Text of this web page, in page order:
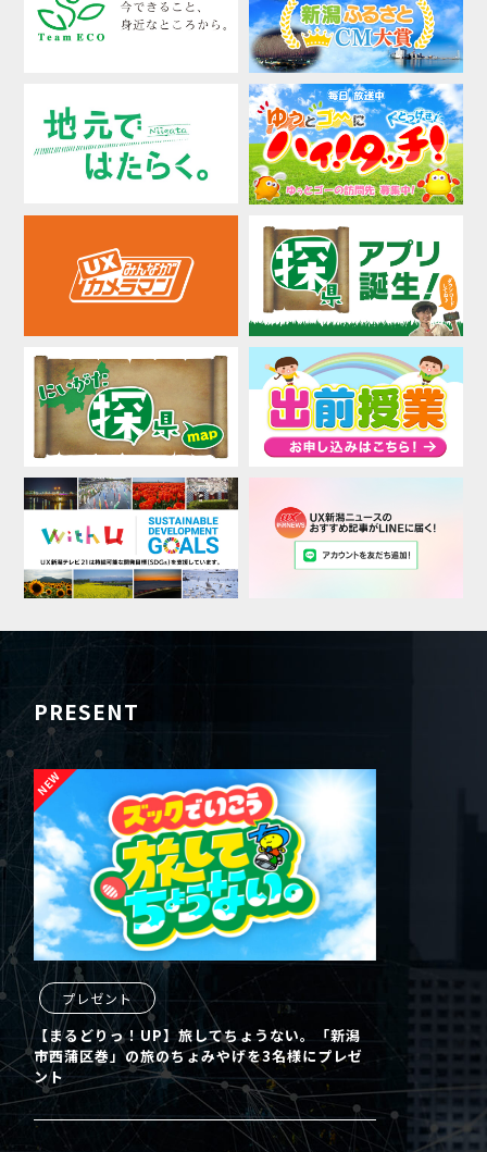
PRESENT
プレゼント
【まるどりっ！UP】旅してちょうない。「新潟
市西蒲区巻」の旅のちょみやげを3名様にプレゼ
ント